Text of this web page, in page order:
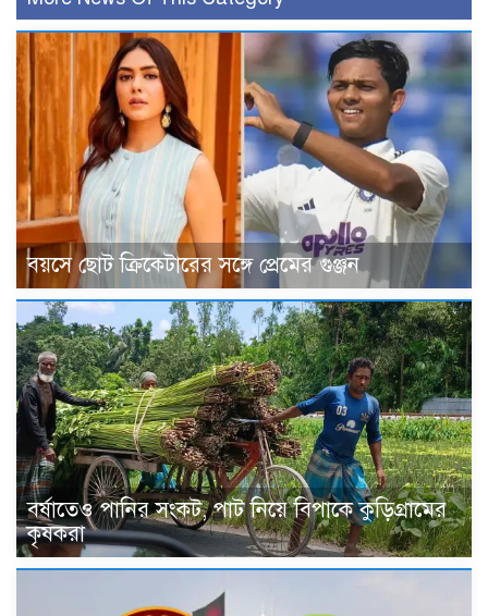
বয়সে ছোট ক্রিকেটারের সঙ্গে প্রেমের গুঞ্জন
বর্ষাতেও পানির সংকট, পাট নিয়ে বিপাকে কুড়িগ্রামের
কৃষকরা